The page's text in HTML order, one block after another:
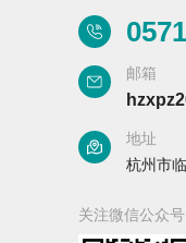
Aurora-3/F3
Aurora-2实验
邮箱
地址
杭州市
关注微信公众号